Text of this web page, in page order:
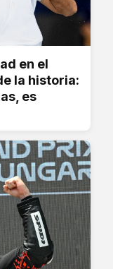
en el
la historia:
es